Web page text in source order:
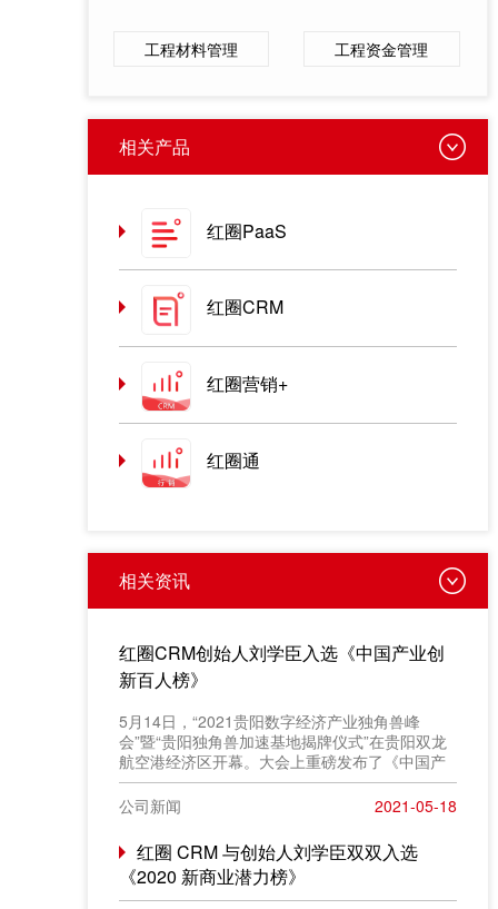
工程材料管理 工程资金管理
相关产品
红圈PaaS
红圈CRM
红圈营销+
红圈通
相关资讯
红圈CRM创始人刘学臣入选《中国产业创
新百人榜》
​5月14日，“2021贵阳数字经济产业独角兽峰
会”暨“贵阳独角兽加速基地揭牌仪式”在贵阳双龙
航空港经济区开幕。大会上重磅发布了《中国产
业创新百人榜》评选结果，红圈 CRM 创始人
&CEO 刘学臣成功入选“2021产业创新百人榜”。
公司新闻 2021-05-18
红圈 CRM 与创始人刘学臣双双入选
《2020 新商业潜力榜》